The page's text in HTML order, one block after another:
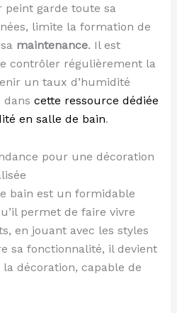
peint garde toute sa
limite la formation de
maintenance. Il est
contrôler régulièrement la
un taux d’humidité
cette ressource dédiée
en salle de bain.
pour une décoration
bain est un formidable
permet de faire vivre
en jouant avec les styles
sa fonctionnalité, il devient
décoration, capable de